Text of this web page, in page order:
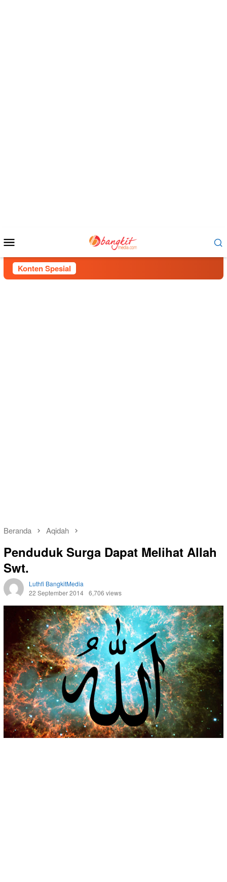
Mobile
Konten Spesial
Beranda Aqidah
Penduduk Surga Dapat Melihat Allah
Swt.
Luthfi BangkitMedia
22 September 2014 6,706 views